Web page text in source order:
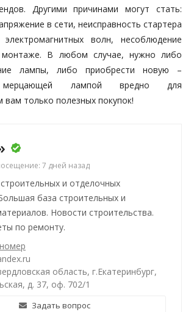
Другими причинами могут стать:
в сети, неисправность стартера
волн, несоблюдение
монтаже. В любом случае, нужно либо
лампы, либо приобрести новую –
мерцающей лампой вредно для
вам только полезных покупок!
7 дней назад
и отделочных
база строительных и
Новости строительства.
по ремонту.
область, г.Екатеринбург,
д. 37, оф. 702/1
Задать вопрос